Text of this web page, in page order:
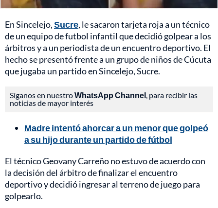
En Sincelejo,Sucre, le sacaron tarjeta roja a un técnico
de un equipo de futbol infantil que decidió golpear a los
árbitros y a un periodista de un encuentro deportivo. El
hecho se presentó frente a un grupo de niños de Cúcuta
que jugaba un partido en Sincelejo, Sucre.
Síganos en nuestroWhatsApp Channel , para recibir las
noticias de mayor interés
Madre intentó ahorcar a un menor que golpeó
a su hijo durante un partido de fútbol
El técnico Geovany Carreño no estuvo de acuerdo con
la decisión del árbitro de finalizar el encuentro
deportivo y decidió ingresar al terreno de juego para
golpearlo.